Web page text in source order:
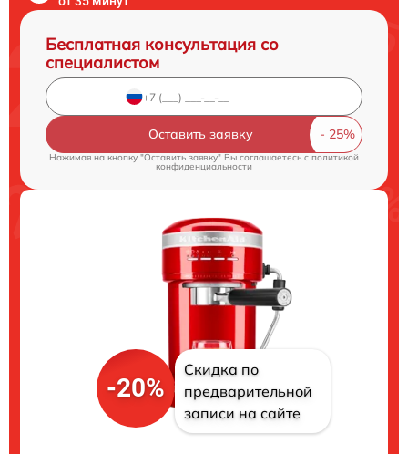
Бесплатная консультация со
специалистом
Оставить заявку
Нажимая на кнопку "Оставить заявку" Вы соглашаетесь cполитикой
конфиденциальности
-20%
Скидка по
предварительной
записи на сайте